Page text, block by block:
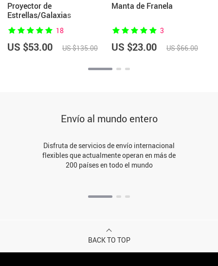
Proyector de
Estrellas/Galaxias
18
US $53.00 US $135.00
Manta de Franela
3
US $23.00 US $66.00
Envío al mundo entero
Disfruta de servicios de envío internacional
flexibles que actualmente operan en más de
200 países en todo el mundo
BACK TO TOP